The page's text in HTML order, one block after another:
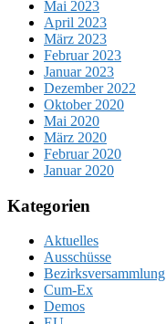
Mai 2023
April 2023
März 2023
Februar 2023
Januar 2023
Dezember 2022
Oktober 2020
Mai 2020
März 2020
Februar 2020
Januar 2020
Kategorien
Aktuelles
Ausschüsse
Bezirksversammlung
Cum-Ex
Demos